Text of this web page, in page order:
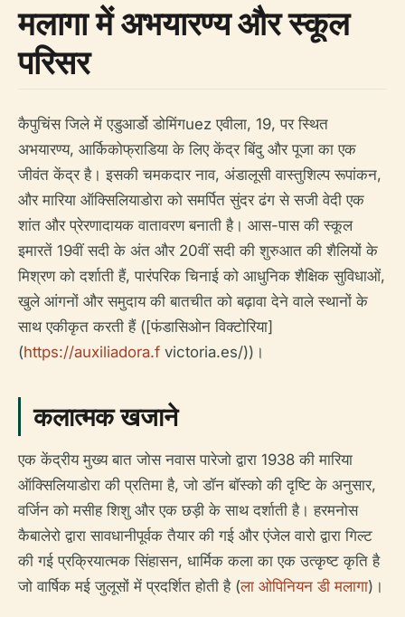
मलागा में अभयारण्य और स्कूल
परिसर
कैपुचिंस जिले में एडुआर्डो डोमिंगuez एवीला, 19, पर स्थित
अभयारण्य, आर्किकोफ्राडिया के लिए केंद्र बिंदु और पूजा का एक
जीवंत केंद्र है। इसकी चमकदार नाव, अंडालूसी वास्तुशिल्प रूपांकन,
और मारिया ऑक्सिलियाडोरा को समर्पित सुंदर ढंग से सजी वेदी एक
शांत और प्रेरणादायक वातावरण बनाती है। आस-पास की स्कूल
इमारतें 19वीं सदी के अंत और 20वीं सदी की शुरुआत की शैलियों के
मिश्रण को दर्शाती हैं, पारंपरिक चिनाई को आधुनिक शैक्षिक सुविधाओं,
खुले आंगनों और समुदाय की बातचीत को बढ़ावा देने वाले स्थानों के
साथ एकीकृत करती हैं ([फंडासिओन विक्टोरिया]
(https://auxiliadora.f victoria.es/))।
कलात्मक खजाने
एक केंद्रीय मुख्य बात जोस नवास पारेजो द्वारा 1938 की मारिया
ऑक्सिलियाडोरा की प्रतिमा है, जो डॉन बॉस्को की दृष्टि के अनुसार,
वर्जिन को मसीह शिशु और एक छड़ी के साथ दर्शाती है। हरमनोस
कैबालेरो द्वारा सावधानीपूर्वक तैयार की गई और एंजेल वारो द्वारा गिल्ट
की गई प्रक्रियात्मक सिंहासन, धार्मिक कला का एक उत्कृष्ट कृति है
जो वार्षिक मई जुलूसों में प्रदर्शित होती है (ला ओपिनियन डी मलागा)।